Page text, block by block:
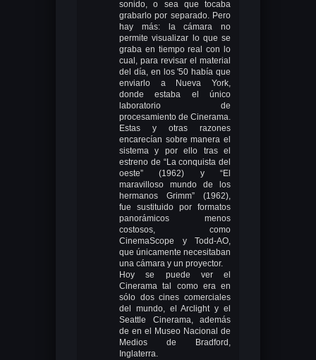
sonido, o sea que tocaba
grabarlo por separado. Pero
hay más: la cámara no
permite visualizar lo que se
graba en tiempo real con lo
cual, para revisar el material
del día, en los '50 había que
enviarlo a Nueva York,
donde estaba el único
laboratorio de
procesamiento de Cinerama.
Estas y otras razones
encarecían sobre manera el
sistema y por ello tras el
estreno de “La conquista del
oeste” (1962) y “El
maravilloso mundo de los
hermanos Grimm” (1962),
fue sustituido por formatos
panorámicos menos
costosos, como
CinemaScope y Todd-AO,
que únicamente necesitaban
una cámara y un proyector.
Hoy se puede ver el
Cinerama tal como era en
sólo dos cines comerciales
del mundo, el Arclight y el
Seattle Cinerama, además
de en el Museo Nacional de
Medios de Bradford,
Inglaterra.